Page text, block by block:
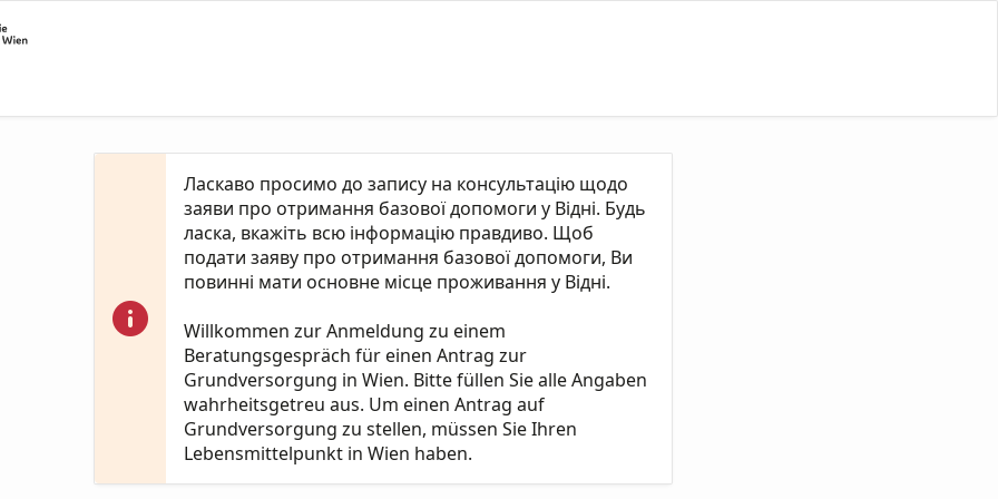
Ласкаво просимо до запису на консультацію щодо
заяви про отримання базової допомоги у Відні. Будь
ласка, вкажіть всю інформацію правдиво. Щоб
подати заяву про отримання базової допомоги, Ви
повинні мати основне місце проживання у Відні.
Willkommen zur Anmeldung zu einem
Beratungsgespräch für einen Antrag zur
Grundversorgung in Wien. Bitte füllen Sie alle Angaben
wahrheitsgetreu aus. Um einen Antrag auf
Grundversorgung zu stellen, müssen Sie Ihren
Lebensmittelpunkt in Wien haben.